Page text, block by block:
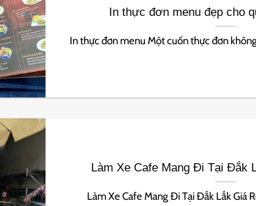
In thực đơn menu đẹp cho
In thực đơn menu Một cuốn thực đơn
Làm Xe Cafe Mang Đi Tại Đắk
Làm Xe Cafe Mang Đi Tại Đắk Lắk Giá